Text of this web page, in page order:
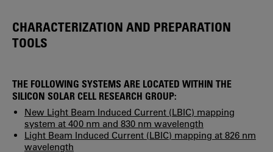
CHARACTERIZATION AND PREPARATION
TOOLS
THE FOLLOWING SYSTEMS ARE LOCATED WITHIN THE
SILICON SOLAR CELL RESEARCH GROUP:
New Light Beam Induced Current (LBIC) mapping
system at 400 nm and 830 nm wavelength
Light Beam Induced Current (LBIC) mapping at 826 nm
wavelength